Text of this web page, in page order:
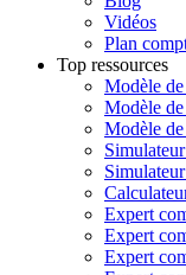
Vidéos
Plan
Top ressources
Modèle
Modèle
Modèle
Expert
Expert
Expert